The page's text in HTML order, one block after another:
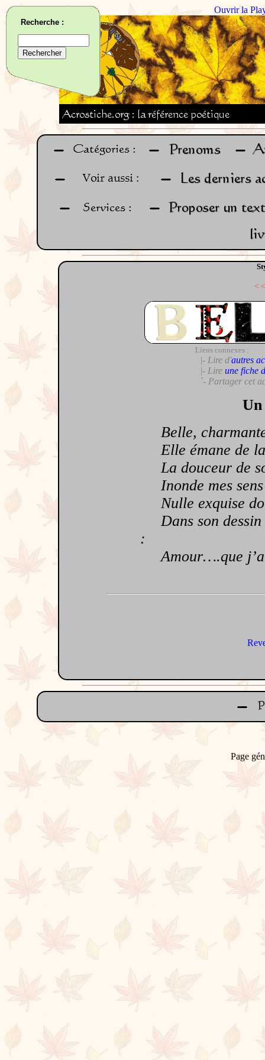
Ouvrir la
Liens connexes :
|- Lire d'autres
|- Lire une fiche
`- Partager cet
Belle,
Elle émane de la
La douceur de
Inonde mes sens
Nulle exquise
Dans son dessin
:
Amour….que
Recherche :
Page